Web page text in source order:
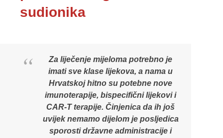
sudionika
Za liječenje mijeloma potrebno je
imati sve klase lijekova, a nama u
Hrvatskoj hitno su potebne nove
imunoterapije, bispecifični lijekovi i
CAR-T terapije. Činjenica da ih još
uvijek nemamo dijelom je posljedica
sporosti državne administracije i